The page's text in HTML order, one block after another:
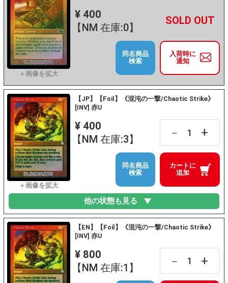
¥ 400
【NM 在庫:0】
－ +
入荷時に
通知
同名商品
検索
【JP】【Foil】《混沌の一撃/Chaotic Strike》
[INV] 赤U
¥ 400
【NM 在庫:3】
－ +
カートに
追加
同名商品
検索
他の状態も見る
【EN】【Foil】《混沌の一撃/Chaotic Strike》
[INV] 赤U
¥ 800
【NM 在庫:1】
－ +